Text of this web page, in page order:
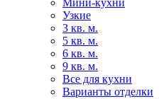
Мини-кухни
Узкие
3 кв. м.
5 кв. м.
6 кв. м.
9 кв. м.
Все для кухни
Варианты отделки